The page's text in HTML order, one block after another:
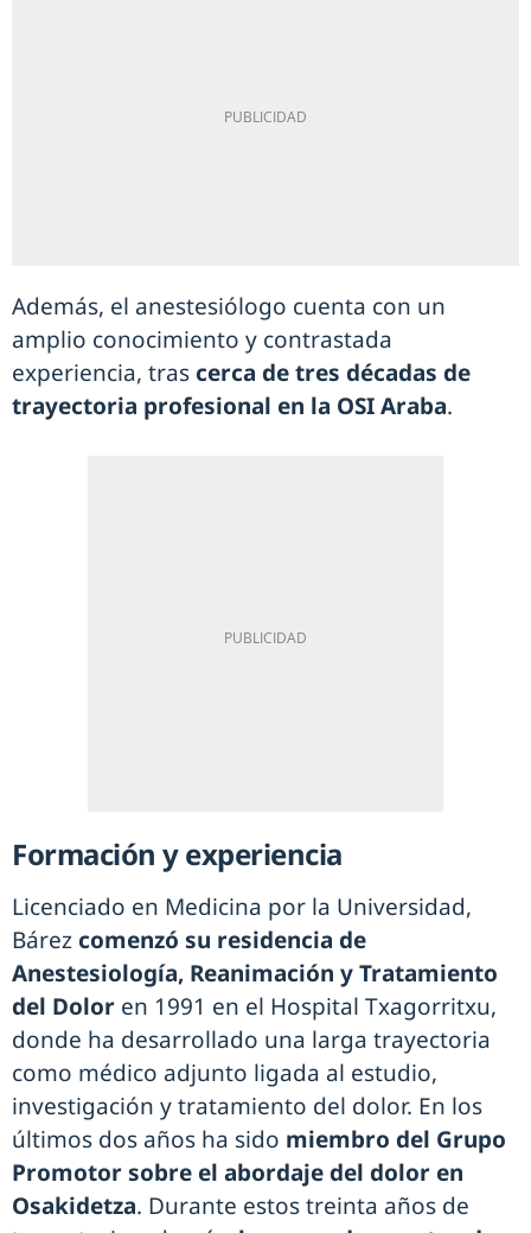
Además, el anestesiólogo cuenta con un
amplio conocimiento y contrastada
experiencia, tras cerca de tres décadas de
trayectoria profesional en la OSI Araba.
Formación y experiencia
Licenciado en Medicina por la Universidad,
Bárez comenzó su residencia de
Anestesiología, Reanimación y Tratamiento
del Dolor en 1991 en el Hospital Txagorritxu,
donde ha desarrollado una larga trayectoria
como médico adjunto ligada al estudio,
investigación y tratamiento del dolor. En los
últimos dos años ha sido miembro del Grupo
Promotor sobre el abordaje del dolor en
Osakidetza. Durante estos treinta años de